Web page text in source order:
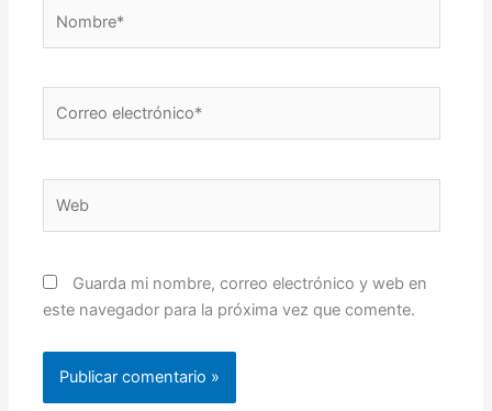
electrónico*
Guarda mi nombre, correo electrónico y web en
este navegador para la próxima vez que comente.